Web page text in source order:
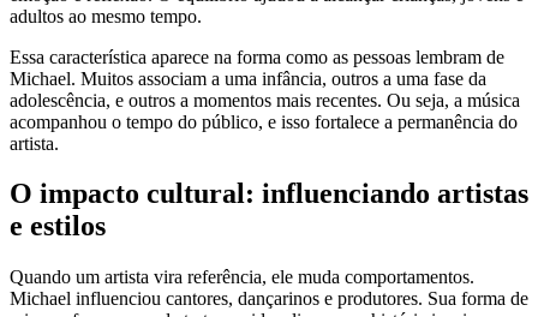
adultos ao mesmo tempo.
Essa característica aparece na forma como as pessoas lembram de
Michael. Muitos associam a uma infância, outros a uma fase da
adolescência, e outros a momentos mais recentes. Ou seja, a música
acompanhou o tempo do público, e isso fortalece a permanência do
artista.
O impacto cultural: influenciando artistas
e estilos
Quando um artista vira referência, ele muda comportamentos.
Michael influenciou cantores, dançarinos e produtores. Sua forma de